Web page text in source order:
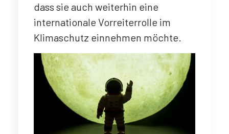
dass sie auch weiterhin eine
internationale Vorreiterrolle im
Klimaschutz einnehmen möchte.